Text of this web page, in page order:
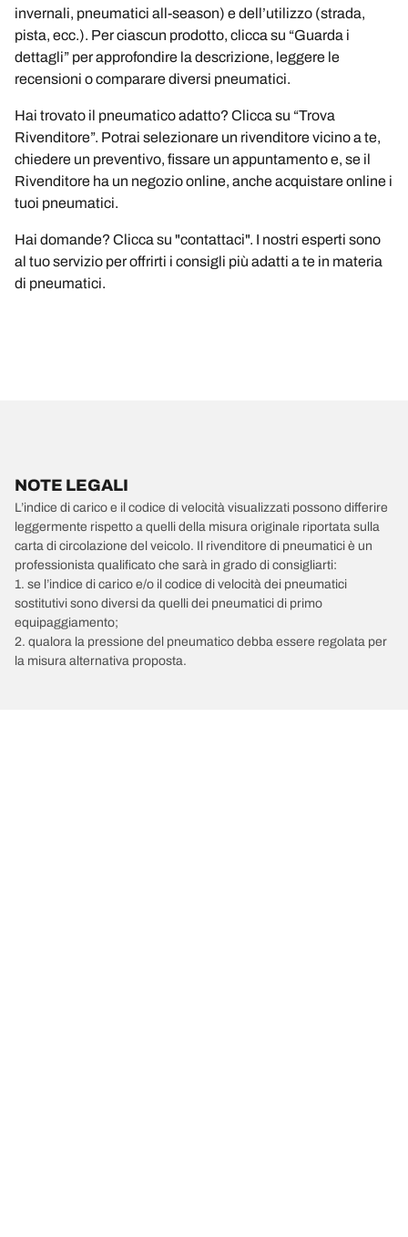
invernali, pneumatici all-season) e dell’utilizzo (strada,
pista, ecc.). Per ciascun prodotto, clicca su “Guarda i
dettagli” per approfondire la descrizione, leggere le
recensioni o comparare diversi pneumatici.
Hai trovato il pneumatico adatto? Clicca su “Trova
Rivenditore”. Potrai selezionare un rivenditore vicino a te,
chiedere un preventivo, fissare un appuntamento e, se il
Rivenditore ha un negozio online, anche acquistare online i
tuoi pneumatici.
Hai domande? Clicca su "contattaci". I nostri esperti sono
al tuo servizio per offrirti i consigli più adatti a te in materia
di pneumatici.
NOTE LEGALI
L’indice di carico e il codice di velocità visualizzati possono differire
leggermente rispetto a quelli della misura originale riportata sulla
carta di circolazione del veicolo. Il rivenditore di pneumatici è un
professionista qualificato che sarà in grado di consigliarti:
1. se l’indice di carico e/o il codice di velocità dei pneumatici
sostitutivi sono diversi da quelli dei pneumatici di primo
equipaggiamento;
2. qualora la pressione del pneumatico debba essere regolata per
la misura alternativa proposta.